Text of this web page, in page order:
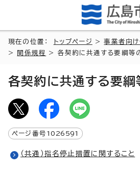
現在の位置： トップページ >事業者向
>
関係規程 > 各契約に共通する要綱等
各契約に共通する要綱
ページ番号 1026591
（共通）指名停止措置に関すること